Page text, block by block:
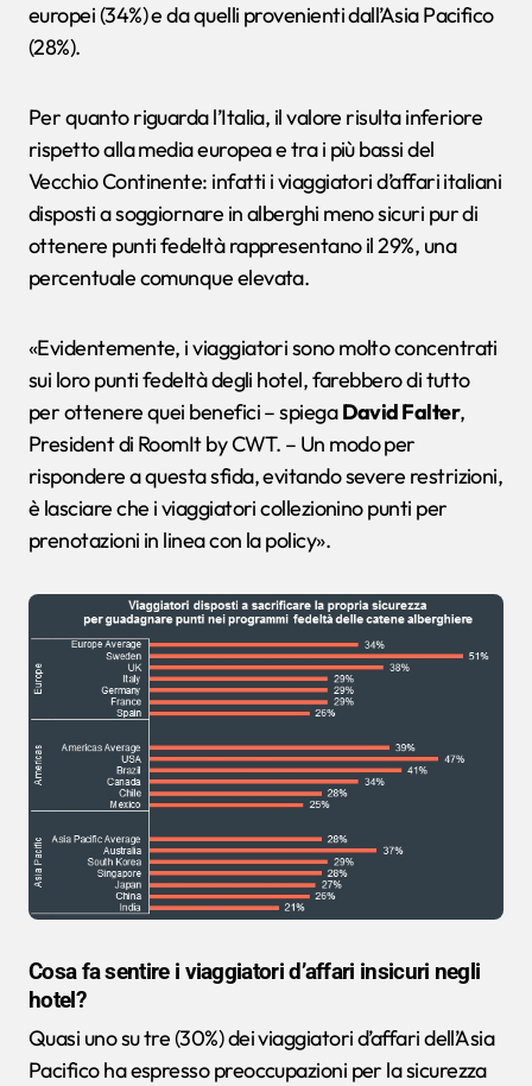
europei (34%) e da quelli provenienti dall’Asia Pacifico
(28%).
Per quanto riguarda l’Italia, il valore risulta inferiore
rispetto alla media europea e tra i più bassi del
Vecchio Continente: infatti i viaggiatori d’affari italiani
disposti a soggiornare in alberghi meno sicuri pur di
ottenere punti fedeltà rappresentano il 29%, una
percentuale comunque elevata.
«Evidentemente, i viaggiatori sono molto concentrati
sui loro punti fedeltà degli hotel, farebbero di tutto
per ottenere quei benefici – spiegaDavid Falter,
President di RoomIt by CWT. – Un modo per
rispondere a questa sfida, evitando severe restrizioni,
è lasciare che i viaggiatori collezionino punti per
prenotazioni in linea con la policy».
Cosa fa sentire i viaggiatori d’affari insicuri negli
hotel?
Quasi uno su tre (30%) dei viaggiatori d’affari dell’Asia
Pacifico ha espresso preoccupazioni per la sicurezza